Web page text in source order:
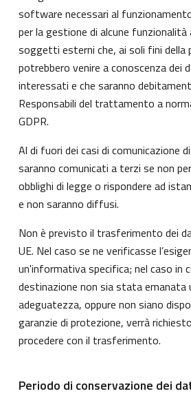
software necessari al
per la gestione di alcune
soggetti esterni che, ai soli fini della
potrebbero venire a conoscenza dei
interessati e che saranno
Responsabili del trattamento a
GDPR.
Al di fuori dei casi di comunicazione
saranno comunicati a terzi se non
obblighi di legge o rispondere ad
e non saranno diffusi.
Non è previsto il trasferimento dei
UE. Nel caso se ne verificasse
un'informativa specifica; nel caso in
destinazione non sia stata emanata
adeguatezza, oppure non siano
garanzie di protezione, verrà
procedere con il trasferimento.
Periodo di conservazione dei